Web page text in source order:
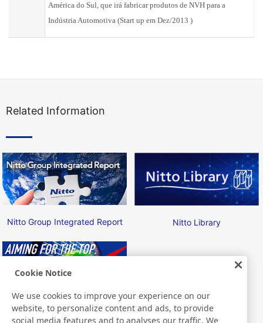
América do Sul, que irá fabricar produtos de NVH para a
Indústria Automotiva (Start up em Dez/2013 )
Related Information
Nitto Group Integrated Report Nitto Library
Nitto ATP Finals
Cookie Notice
We use cookies to improve your experience on our
website, to personalize content and ads, to provide
social media features and to analyses our traffic. We